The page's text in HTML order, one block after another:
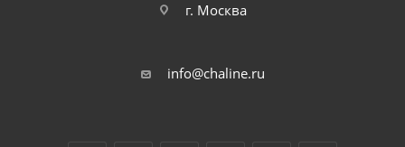
г. Москва
info@chaline.ru